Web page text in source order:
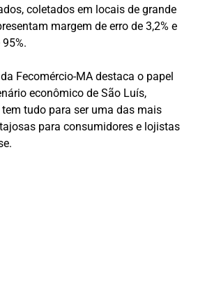
coletados em locais de grande
margem de erro de 3,2% e
Fecomércio-MA destaca o papel
econômico de São Luís,
tudo para ser uma das mais
para consumidores e lojistas